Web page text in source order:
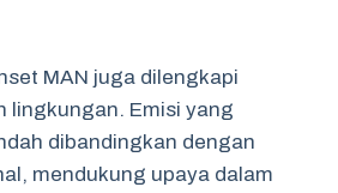
MAN juga dilengkapi
lingkungan. Emisi yang
dibandingkan dengan
mendukung upaya dalam